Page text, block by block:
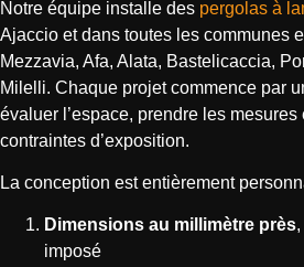
Notre équipe installe des pergolas à
Ajaccio et dans toutes les communes
Mezzavia, Afa, Alata, Bastelicaccia,
Milelli. Chaque projet commence par
évaluer l’espace, prendre les
contraintes d’exposition.
La conception est entièrement
Dimensions au millimètre près
imposé